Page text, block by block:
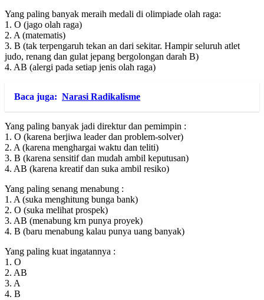
Yang paling banyak meraih medali di olimpiade olah raga:
1. O (jago olah raga)
2. A (matematis)
3. B (tak terpengaruh tekan an dari sekitar. Hampir seluruh atlet
judo, renang dan gulat jepang bergolongan darah B)
4. AB (alergi pada setiap jenis olah raga)
Baca juga: Narasi Radikalisme
Yang paling banyak jadi direktur dan pemimpin :
1. O (karena berjiwa leader dan problem-solver)
2. A (karena menghargai waktu dan teliti)
3. B (karena sensitif dan mudah ambil keputusan)
4. AB (karena kreatif dan suka ambil resiko)
Yang paling senang menabung :
1. A (suka menghitung bunga bank)
2. O (suka melihat prospek)
3. AB (menabung krn punya proyek)
4. B (baru menabung kalau punya uang banyak)
Yang paling kuat ingatannya :
1. O
2. AB
3. A
4. B